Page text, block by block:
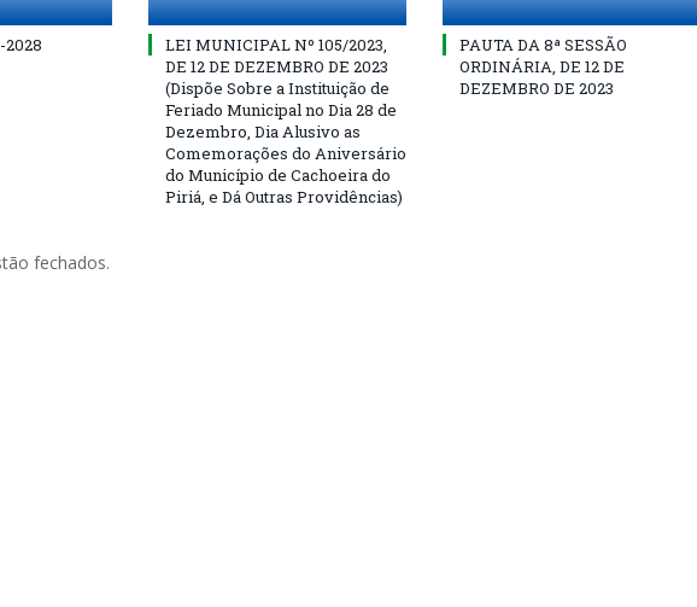
LEI MUNICIPAL Nº 105/2023,
DE 12 DE DEZEMBRO DE 2023
(Dispõe Sobre a Instituição de
Feriado Municipal no Dia 28 de
Dezembro, Dia Alusivo as
Comemorações do Aniversário
do Município de Cachoeira do
Piriá, e Dá Outras Providências)
PAUTA DA 8ª SESSÃO
ORDINÁRIA, DE 12 DE
DEZEMBRO DE 2023
fechados.